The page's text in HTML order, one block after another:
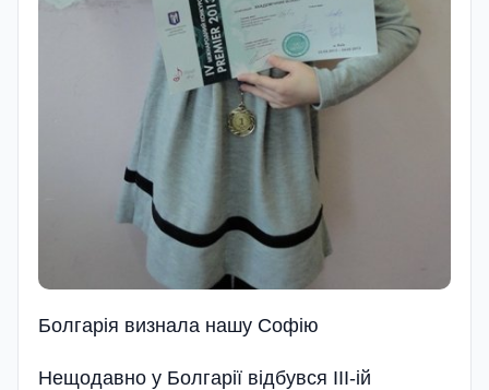
Болгарія визнала нашу Софію
Нещодавно у Болгарії від­бувся III-ій